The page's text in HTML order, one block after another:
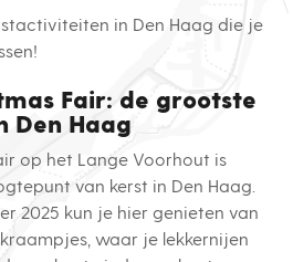
in Den Haag die je
Fair: de grootste
Den Haag
op het Lange Voorhout is
van kerst in Den Haag.
2025 kun je hier genieten van
waar je lekkernijen